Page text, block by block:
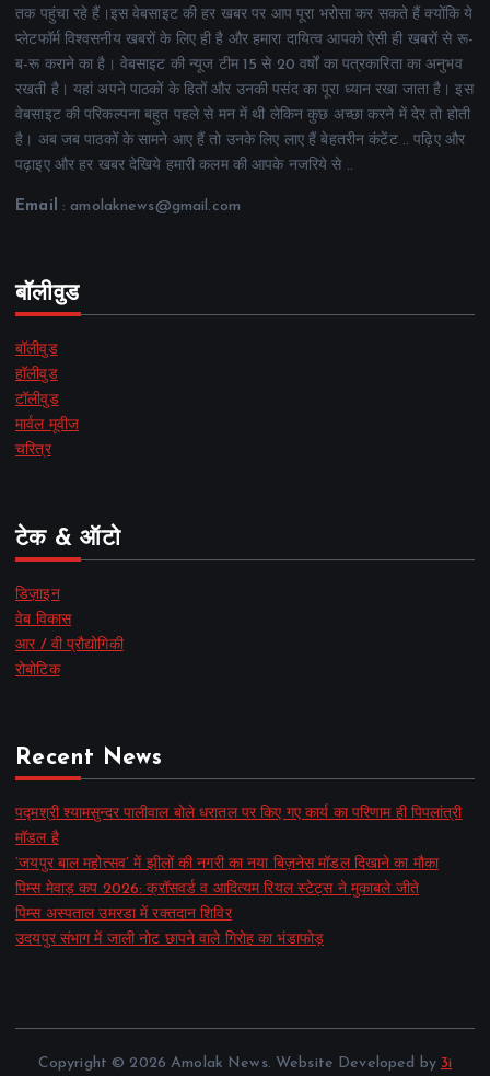
तक पहुंचा रहे हैं।इस वेबसाइट की हर खबर पर आप पूरा भरोसा कर सकते हैं क्योंकि ये
प्लेटफॉर्म विश्वसनीय खबरों के लिए ही है और हमारा दायित्व आपको ऐसी ही खबरों से रू-
ब-रू कराने का है। वेबसाइट की न्यूज टीम 15 से 20 वर्षों का पत्रकारिता का अनुभव
रखती है। यहां अपने पाठकों के हितों और उनकी पसंद का पूरा ध्यान रखा जाता है। इस
वेबसाइट की परिकल्पना बहुत पहले से मन में थी लेकिन कुछ अच्छा करने में देर तो होती
है। अब जब पाठकों के सामने आए हैं तो उनके लिए लाए हैं बेहतरीन कंटेंट .. पढ़िए और
पढ़ाइए और हर खबर देखिये हमारी कलम की आपके नजरिये से ..
Email : amolaknews@gmail.com
बॉलीवुड
बॉलीवुड
हॉलीवुड
टॉलीवुड
मार्वल मूवीज
चरित्र
टेक & ऑटो
डिज़ाइन
वेब विकास
आर / वी प्रौद्योगिकी
रोबोटिक
Recent News
पद्मश्री श्यामसुन्दर पालीवाल बोले धरातल पर किए गए कार्य का परिणाम ही पिपलांत्री
मॉडल है
‘जयपुर बाल महोत्सव’ में झीलों की नगरी का नया बिज़नेस मॉडल दिखाने का मौका
पिम्स मेवाड़ कप 2026: क्रॉसवर्ड व आदित्यम रियल स्टेट्स ने मुकाबले जीते
पिम्स अस्पताल उमरडा में रक्तदान शिविर
उदयपुर संभाग में जाली नोट छापने वाले गिरोह का भंडाफोड़
Copyright © 2026 Amolak News. Website Developed by 3i